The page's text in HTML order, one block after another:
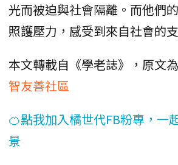
光而被迫與社會隔離。而他們
照護壓力，感受到來自社會的
本文轉載自《學老誌》，原文為
智友善社區
🍊點我加入橘世代FB粉專，一
景